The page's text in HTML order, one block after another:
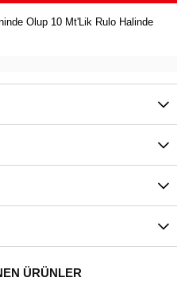
Olup 10 Mt'Lik Rulo Halinde
ÜRÜNLER